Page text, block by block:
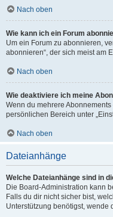
Nach oben
Wie kann ich ein Forum
Um ein Forum zu abonnieren,
abonnieren“, der sich meist am
Nach oben
Wie deaktiviere ich meine
Wenn du mehrere
persönlichen Bereich unter
Nach oben
Dateianhänge
Welche Dateianhänge sind in
Die Board-Administration kann
Falls du dir nicht sicher bist,
Unterstützung benötigst, wende